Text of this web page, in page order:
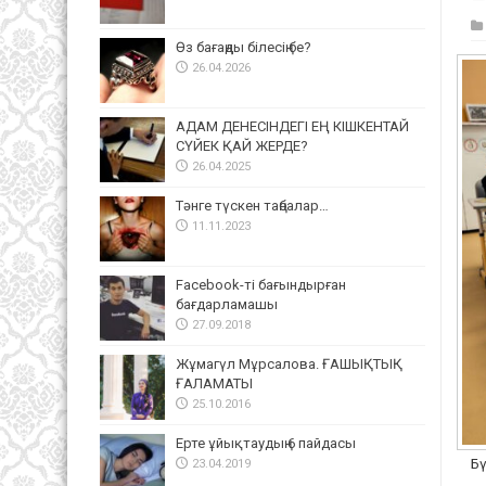
Өз бағаңды білесің бе?
26.04.2026
АДАМ ДЕНЕСІНДЕГІ ЕҢ КІШКЕНТАЙ
СҮЙЕК ҚАЙ ЖЕРДЕ?
26.04.2025
Тәнге түскен таңбалар…
11.11.2023
Facebook-ті бағындырған
бағдарламашы
27.09.2018
Жұмагүл Мұрсалова. ҒАШЫҚТЫҚ
ҒАЛАМАТЫ
25.10.2016
Ерте ұйықтаудың 6 пайдасы
23.04.2019